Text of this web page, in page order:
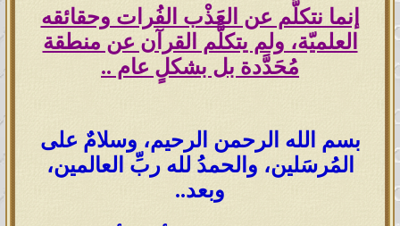
إنما نتكلَّم عن العَذْب الفُرات وحقائقه
العلميّة، ولم يتكلَّم القرآن عن منطقة
مُحَدَّدة بل بشكلٍ عام ..
بسم الله الرحمن الرحيم، وسلامٌ على
المُرسَلين، والحمدُ لله ربِّ العالمين،
وبعد..